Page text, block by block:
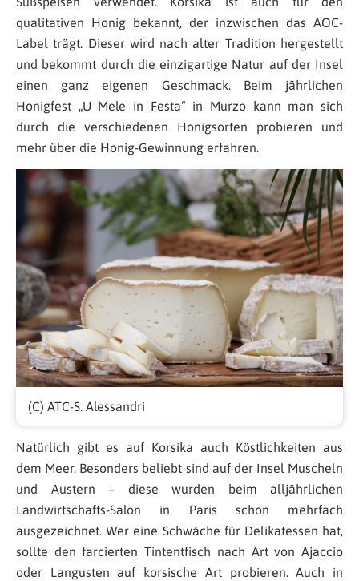
qualitativen Honig bekannt, der inzwischen das AOC-
Label trägt. Dieser wird nach alter Tradition hergestellt
und bekommt durch die einzigartige Natur auf der Insel
einen ganz eigenen Geschmack. Beim jährlichen
Honigfest „U Mele in Festa“ in Murzo kann man sich
durch die verschiedenen Honigsorten probieren und
mehr über die Honig-Gewinnung erfahren.
(C) ATC-S. Alessandri
Natürlich gibt es auf Korsika auch Köstlichkeiten aus
dem Meer. Besonders beliebt sind auf der Insel Muscheln
und Austern – diese wurden beim alljährlichen
Landwirtschafts-Salon in Paris schon mehrfach
ausgezeichnet. Wer eine Schwäche für Delikatessen hat,
sollte den farcierten Tintentfisch nach Art von Ajaccio
oder Langusten auf korsische Art probieren. Auch in